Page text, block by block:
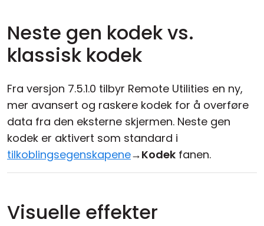
Neste gen kodek vs.
klassisk kodek
Fra versjon 7.5.1.0 tilbyr Remote Utilities en ny,
mer avansert og raskere kodek for å overføre
data fra den eksterne skjermen. Neste gen
kodek er aktivert som standard i
tilkoblingsegenskapene→Kodek fanen.
Visuelle effekter